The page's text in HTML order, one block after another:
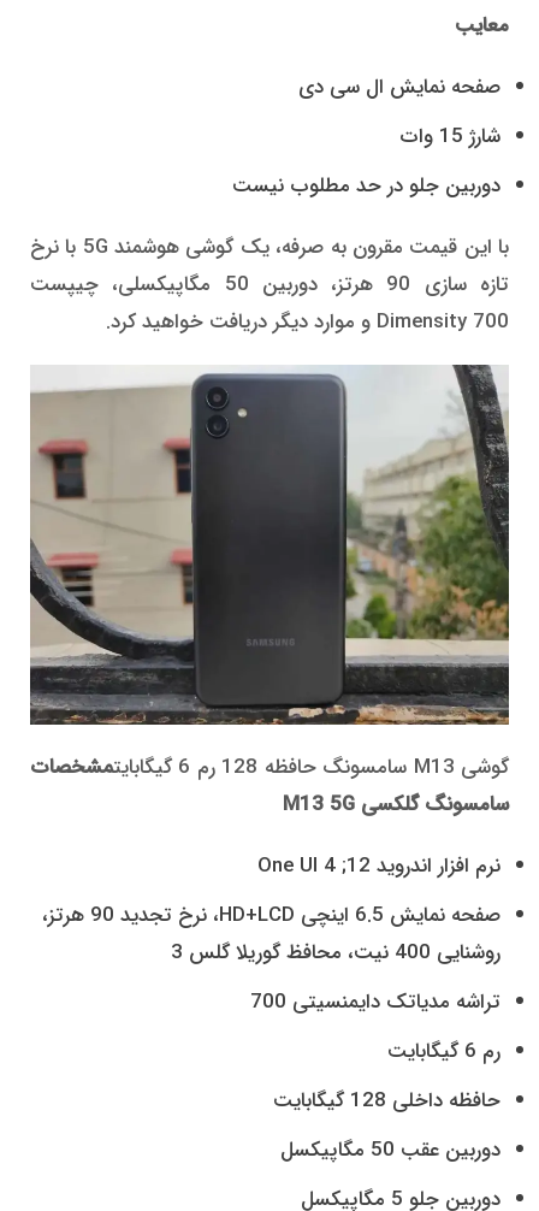
معایب
صفحه نمایش ال سی دی
شارژ 15 وات
دوربین جلو در حد مطلوب نیست
با این قیمت مقرون به صرفه، یک گوشی هوشمند 5G با نرخ
تازه سازی 90 هرتز، دوربین 50 مگاپیکسلی، چیپست
Dimensity 700 و موارد دیگر دریافت خواهید کرد.
گوشی M13 سامسونگ حافظه 128 رم 6 گیگابایت
مشخصات
سامسونگ گلکسی M13 5G
نرم افزار اندروید 12; One UI 4
صفحه نمایش 6.5 اینچی HD+LCD، نرخ تجدید 90 هرتز،
روشنایی 400 نیت، محافظ گوریلا گلس 3
تراشه مدیاتک دایمنسیتی 700
رم 6 گیگابایت
حافظه داخلی 128 گیگابایت
دوربین عقب 50 مگاپیکسل
دوربین جلو 5 مگاپیکسل